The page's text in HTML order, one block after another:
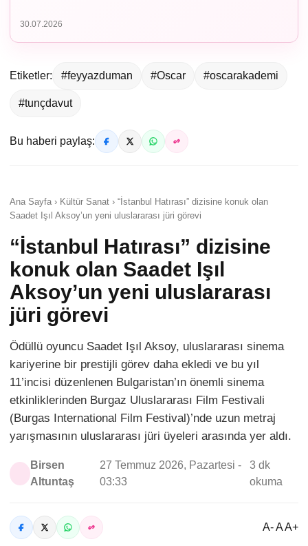
30.07.2026
Etiketler: #feyyazduman #Oscar #oscarakademi
#tunçdavut
Bu haberi paylaş:
Ana Sayfa › Kültür Sanat › “İstanbul Hatırası” dizisine konuk olan
Saadet Işıl Aksoy’un yeni uluslararası jüri görevi
“İstanbul Hatırası” dizisine
konuk olan Saadet Işıl
Aksoy’un yeni uluslararası
jüri görevi
Ödüllü oyuncu Saadet Işıl Aksoy, uluslararası sinema
kariyerine bir prestijli görev daha ekledi ve bu yıl
11’incisi düzenlenen Bulgaristan’ın önemli sinema
etkinliklerinden Burgaz Uluslararası Film Festivali
(Burgas International Film Festival)’nde uzun metraj
yarışmasının uluslararası jüri üyeleri arasında yer aldı.
Birsen
Altuntaş
27 Temmuz 2026, Pazartesi -
03:33
3 dk
okuma
A- A A+